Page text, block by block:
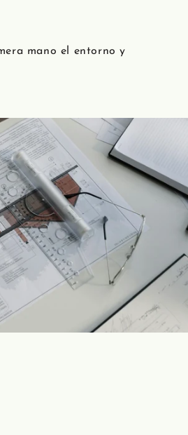
mano el entorno y